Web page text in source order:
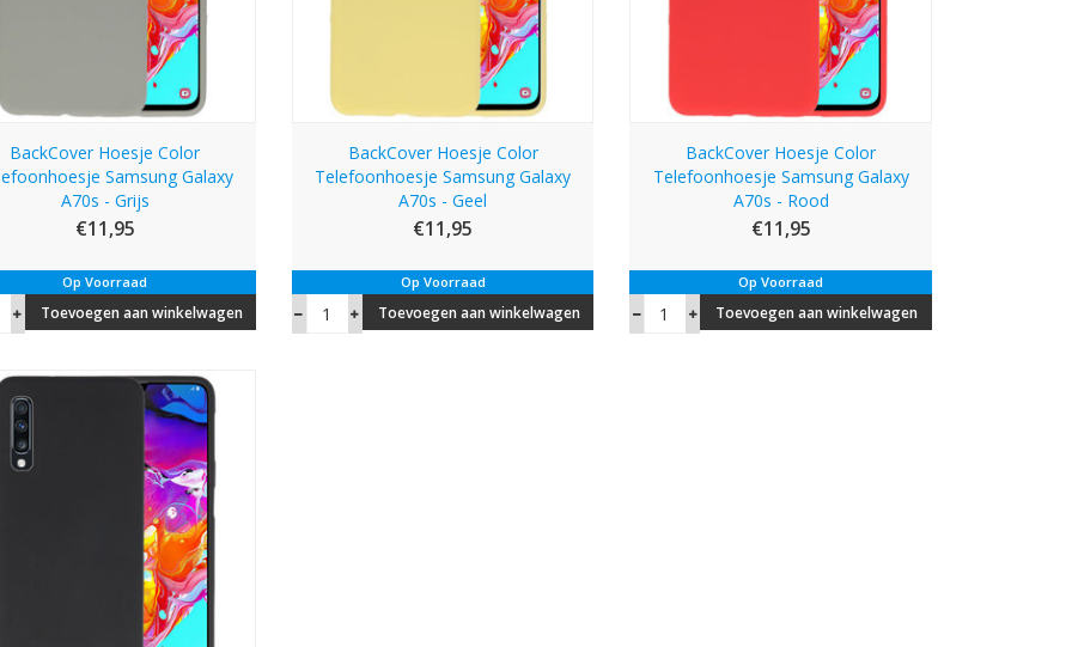
BackCover Hoesje Color
Samsung Galaxy
A70s - Grijs
€11,95
Op Voorraad
Toevoegen aan winkelwagen
BackCover Hoesje Color
Telefoonhoesje Samsung Galaxy
A70s - Geel
€11,95
Op Voorraad
Toevoegen aan winkelwagen
BackCover Hoesje Color
Telefoonhoesje Samsung Galaxy
A70s - Rood
€11,95
Op Voorraad
Toevoegen aan winkelwagen